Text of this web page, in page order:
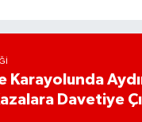
Karayolunda
Davetiye